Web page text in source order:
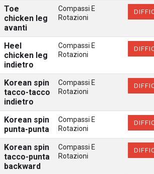
Toe
chicken leg
avanti
Compassi E
Rotazioni
Heel
chicken leg
indietro
Compassi E
Rotazioni
Korean spin
tacco-tacco
indietro
Compassi E
Rotazioni
Korean spin
punta-punta
Compassi E
Rotazioni
Korean spin
tacco-punta
backward
Compassi E
Rotazioni